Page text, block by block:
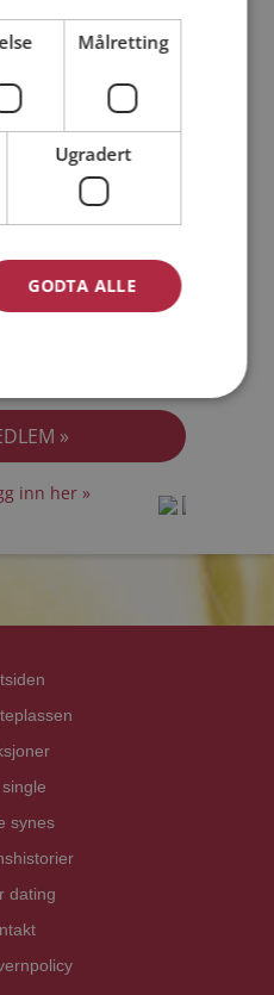
Kvinne
inn her »
synes
dating
Målretting
Ugradert
GODTA ALLE